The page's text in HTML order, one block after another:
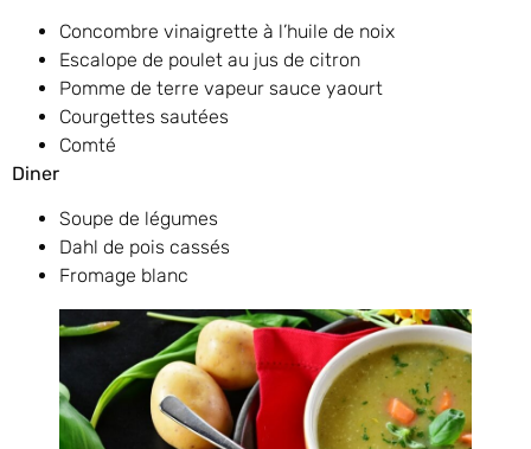
Concombre vinaigrette à l’huile de noix
Escalope de poulet au jus de citron
Pomme de terre vapeur sauce yaourt
Courgettes sautées
Comté
Diner
Soupe de légumes
Dahl de pois cassés
Fromage blanc